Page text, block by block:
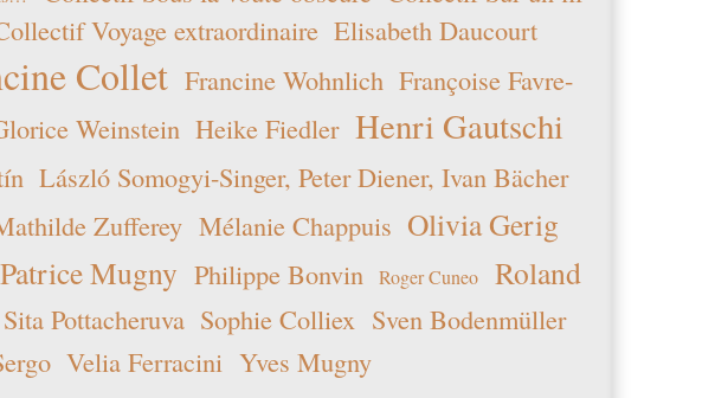
Voyage extraordinaire Elisabeth Daucourt
Collet Francine Wohnlich Françoise Favre-
Weinstein Heike Fiedler Henri Gautschi
László Somogyi-Singer, Peter Diener, Ivan Bächer
Zufferey Mélanie Chappuis Olivia Gerig
Patrice Mugny Philippe Bonvin Roger Cuneo
Roland
Sita Pottacheruva Sophie Colliex Sven Bodenmüller
Velia Ferracini Yves Mugny